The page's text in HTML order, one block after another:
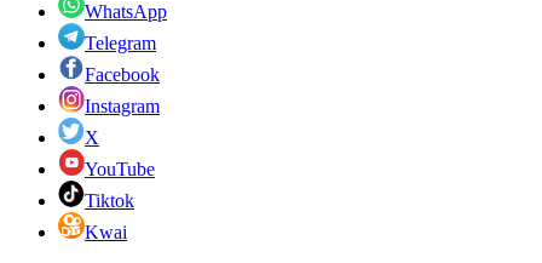
WhatsApp
Telegram
Facebook
Instagram
X
YouTube
Tiktok
Kwai